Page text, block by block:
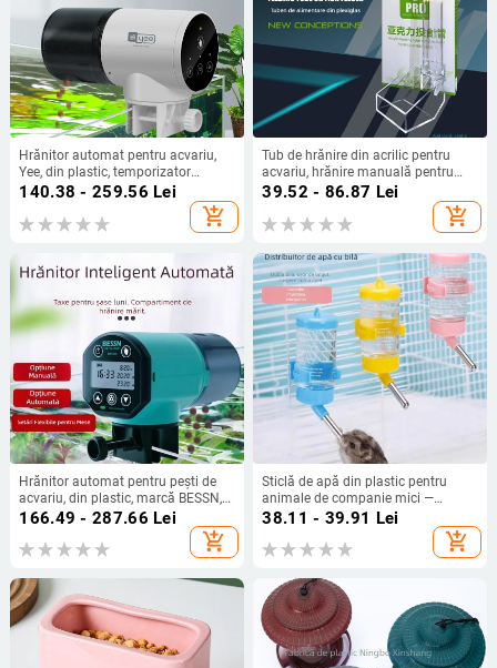
Hrănitor automat pentru acvariu,
Yee, din plastic, temporizator
inteligent
140.38 - 259.56 Lei
add_shopping_cart
Tub de hrănire din acrilic pentru
acvariu, hrănire manuală pentru
pești și creveți, pachet de 192
39.52 - 86.87 Lei
add_shopping_cart
Hrănitor automat pentru pești de
acvariu, din plastic, marcă BESSN,
set complet, potrivit pentru acvariu
166.49 - 287.66 Lei
add_shopping_cart
Sticlă de apă din plastic pentru
animale de companie mici —
Hangge, neimportată, potrivită
38.11 - 39.91 Lei
add_shopping_cart